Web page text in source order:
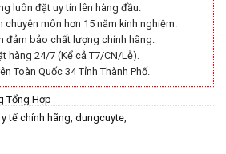
luôn đặt uy tín lên hàng đầu.
môn hơn 15 năm kinh nghiệm.
đảm bảo chất lượng chính hãng.
hàng 24/7 (Kể cả T7/CN/Lễ).
Toàn Quốc 34 Tỉnh Thành Phố.
Tổng Hợp
tế chính hãng dungcuyte